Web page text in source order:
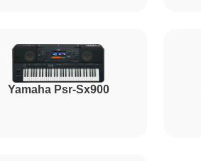
от 110 минут
Yamaha Psr-Sx900